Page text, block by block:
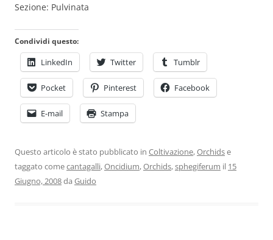
Sezione: Pulvinata
Condividi questo:
LinkedIn Twitter Tumblr
Pocket Pinterest Facebook
E-mail Stampa
Questo articolo è stato pubblicato in Coltivazione,Orchidse
taggato comecantagalli,Oncidium,Orchids,sphegiferum il 15
Giugno, 2008da Guido